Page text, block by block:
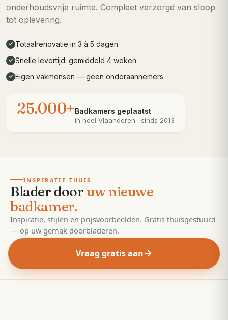
onderhoudsvrije ruimte. Compleet verzorgd van sloop
tot oplevering.
✓ Totaalrenovatie in 3 à 5 dagen
✓ Snelle levertijd: gemiddeld 4 weken
✓ Eigen vakmensen — geen onderaannemers
25.000+Badkamers geplaatst
in heel Vlaanderen · sinds 2013
EDITIE2026· 55 pagina's
INSPIRATIE THUIS
Blader door uw nieuwe
badkamer.
Inspiratie, stijlen en prijsvoorbeelden. Gratis thuisgestuurd
— op uw gemak doorbladeren.
Vraag gratis aan